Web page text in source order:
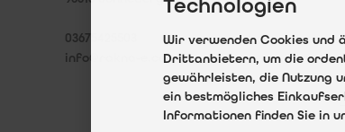
03675425503
info@rakna-e.com
Technologien
Wir verwenden Cookies und
Drittanbietern, um die
gewährleisten, die Nutzung
ein bestmögliches
Informationen finden Sie in